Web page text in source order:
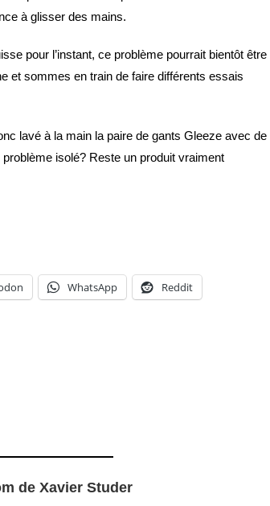
à glisser des mains.
pour l’instant, ce problème pourrait bientôt être
et sommes en train de faire différents essais
lavé à la main la paire de gants Gleeze avec de
isolé? Reste un produit vraiment
WhatsApp Reddit
de Xavier Studer